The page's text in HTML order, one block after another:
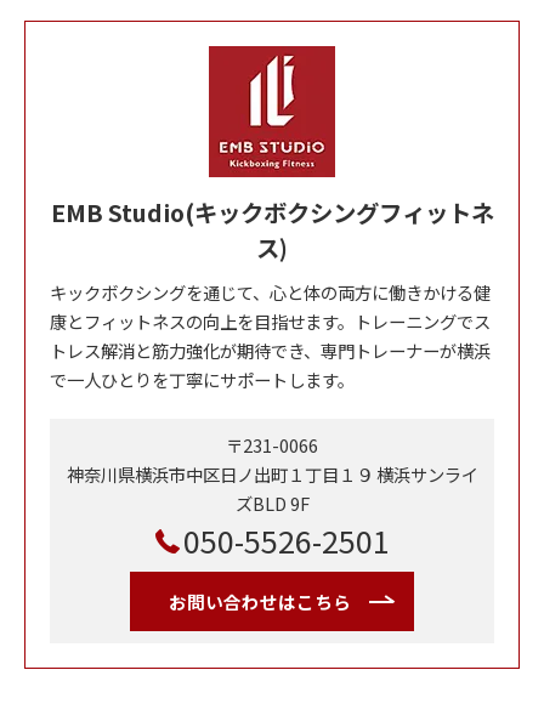
EMB Studio(キックボクシングフィットネ
ス)
キックボクシングを通じて、心と体の両方に働きかける健
康とフィットネスの向上を目指せます。トレーニングでス
トレス解消と筋力強化が期待でき、専門トレーナーが横浜
で一人ひとりを丁寧にサポートします。
〒231-0066
神奈川県横浜市中区日ノ出町１丁目１９ 横浜サンライ
ズBLD 9F
050-5526-2501
お問い合わせはこちら